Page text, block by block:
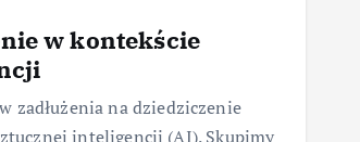
w kontekście
zadłużenia na dziedziczenie
inteligencji (AI). Skupimy